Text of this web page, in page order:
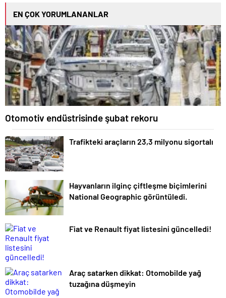
EN ÇOK YORUMLANANLAR
Otomotiv endüstrisinde şubat rekoru
Trafikteki araçların 23,3 milyonu sigortalı
Hayvanların ilginç çiftleşme biçimlerini
National Geographic görüntüledi.
Fiat ve Renault fiyat listesini güncelledi!
Araç satarken dikkat: Otomobilde yağ
tuzağına düşmeyin